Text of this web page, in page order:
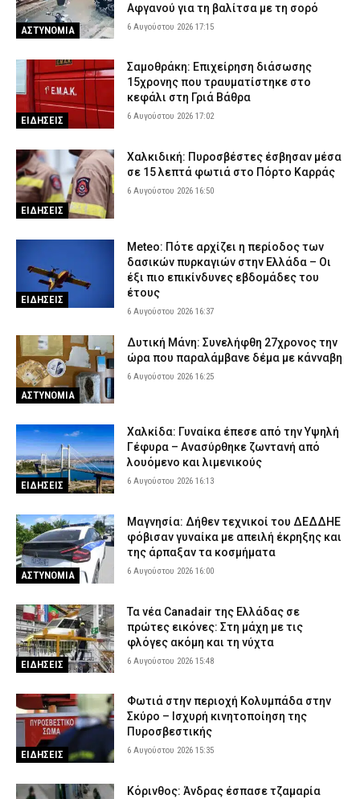
ΑΣΤΥΝΟΜΙΑ
Αφγανού για τη βαλίτσα με τη σορό
6 Αυγούστου 2026 17:15
ΕΙΔΗΣΕΙΣ
Σαμοθράκη: Επιχείρηση διάσωσης
15χρονης που τραυματίστηκε στο
κεφάλι στη Γριά Βάθρα
6 Αυγούστου 2026 17:02
ΕΙΔΗΣΕΙΣ
Χαλκιδική: Πυροσβέστες έσβησαν μέσα
σε 15 λεπτά φωτιά στο Πόρτο Καρράς
6 Αυγούστου 2026 16:50
ΕΙΔΗΣΕΙΣ
Meteo: Πότε αρχίζει η περίοδος των
δασικών πυρκαγιών στην Ελλάδα – Οι
έξι πιο επικίνδυνες εβδομάδες του
έτους
6 Αυγούστου 2026 16:37
ΑΣΤΥΝΟΜΙΑ
Δυτική Μάνη: Συνελήφθη 27χρονος την
ώρα που παραλάμβανε δέμα με κάνναβη
6 Αυγούστου 2026 16:25
ΕΙΔΗΣΕΙΣ
Χαλκίδα: Γυναίκα έπεσε από την Υψηλή
Γέφυρα – Ανασύρθηκε ζωντανή από
λουόμενο και λιμενικούς
6 Αυγούστου 2026 16:13
ΑΣΤΥΝΟΜΙΑ
Μαγνησία: Δήθεν τεχνικοί του ΔΕΔΔΗΕ
φόβισαν γυναίκα με απειλή έκρηξης και
της άρπαξαν τα κοσμήματα
6 Αυγούστου 2026 16:00
ΕΙΔΗΣΕΙΣ
Τα νέα Canadair της Ελλάδας σε
πρώτες εικόνες: Στη μάχη με τις
φλόγες ακόμη και τη νύχτα
6 Αυγούστου 2026 15:48
ΕΙΔΗΣΕΙΣ
Φωτιά στην περιοχή Κολυμπάδα στην
Σκύρο – Ισχυρή κινητοποίηση της
Πυροσβεστικής
6 Αυγούστου 2026 15:35
Κόρινθος: Άνδρας έσπασε τζαμαρία